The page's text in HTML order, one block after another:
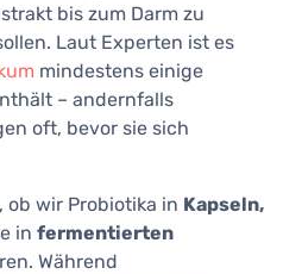
bis zum Darm zu
Laut Experten ist es
mindestens einige
– andernfalls
oft, bevor sie sich
ob wir Probiotika in Kapseln,
in fermentierten
Während